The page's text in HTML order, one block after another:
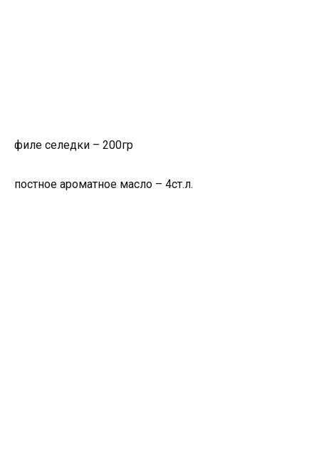
филе селедки – 200гр
постное ароматное масло – 4ст.л.